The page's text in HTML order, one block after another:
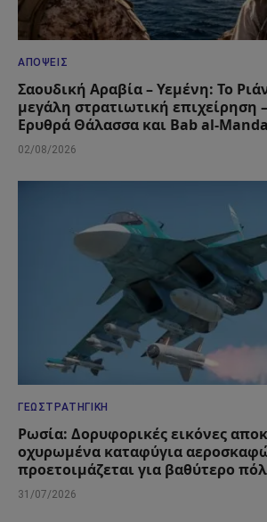
ΑΠΌΨΕΙΣ
Σαουδική Αραβία – Υεμένη: Το
μεγάλη στρατιωτική επιχείρηση
Ερυθρά Θάλασσα και Bab al-
02/08/2026
ΓΕΩΣΤΡΑΤΗΓΙΚΉ
Ρωσία: Δορυφορικές εικόνες
οχυρωμένα καταφύγια
προετοιμάζεται για βαθύτερο
31/07/2026